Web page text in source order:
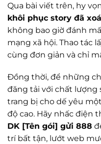
Qua bài viết trên, hy
khôi phục story đã
không bao giờ đánh
mạng xã hội. Thao tác
cùng đơn giản và chỉ
Đồng thời, để những
đăng tải với chất lượng
trang bị cho dế yêu
độ cao. Hãy nhấc điện
DK [Tên gói] gửi 888
trí bất tận, lướt web